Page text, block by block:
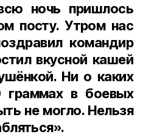
ночь пришлось
посту. Утром нас
командир
вкусной кашей
Ни о каких
граммах в боевых
не могло. Нельзя